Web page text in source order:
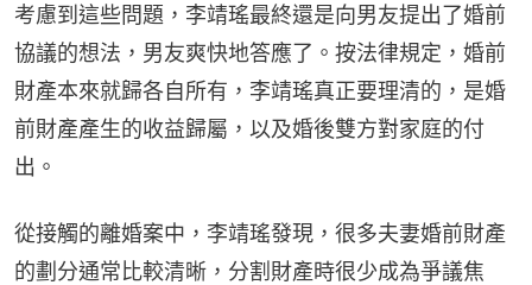
考慮到這些問題，李靖瑤最終還是向男友提出了婚前
協議的想法，男友爽快地答應了。按法律規定，婚前
財產本來就歸各自所有，李靖瑤真正要理清的，是婚
前財產產生的收益歸屬，以及婚後雙方對家庭的付
出。
從接觸的離婚案中，李靖瑤發現，很多夫妻婚前財產
的劃分通常比較清晰，分割財產時很少成為爭議焦